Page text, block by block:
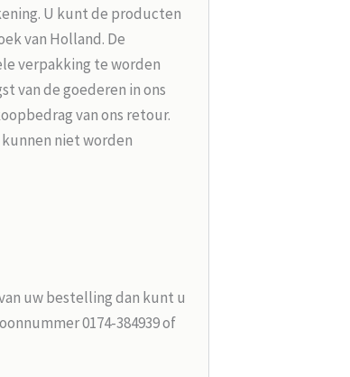
U kunt de producten
van Holland. De
verpakking te worden
van de goederen in ons
van ons retour.
niet worden
uw bestelling dan kunt u
0174-384939 of